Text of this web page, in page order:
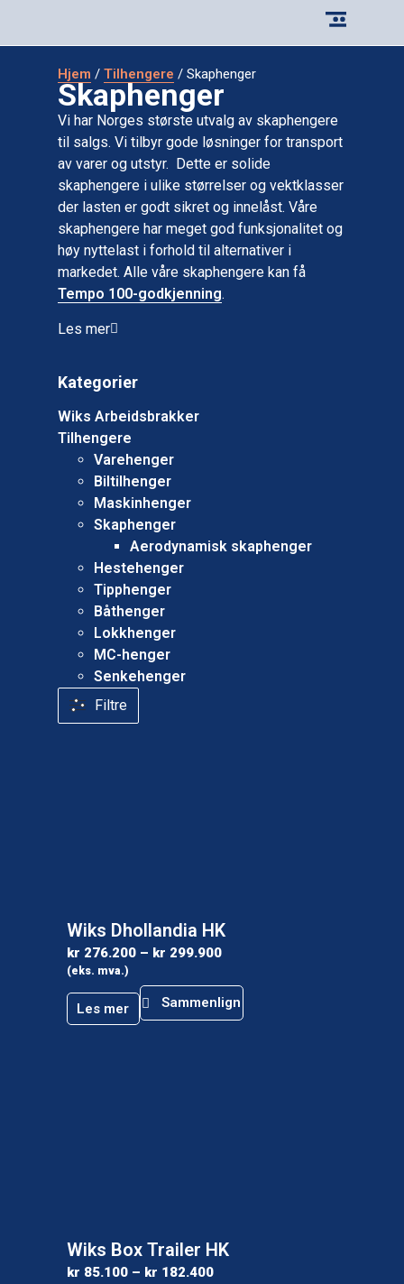
Hjem / Tilhengere / Skaphenger
Skaphenger
Vi har Norges største utvalg av skaphengere
til salgs. Vi tilbyr gode løsninger for transport
av varer og utstyr. Dette er solide
skaphengere i ulike størrelser og vektklasser
der lasten er godt sikret og innelåst. Våre
skaphengere har meget god funksjonalitet og
høy nyttelast i forhold til alternativer i
markedet. Alle våre skaphengere kan få
Tempo 100-godkjenning.
Les mer
Kategorier
Wiks Arbeidsbrakker
Tilhengere
Varehenger
Biltilhenger
Maskinhenger
Skaphenger
Aerodynamisk skaphenger
Hestehenger
Tipphenger
Båthenger
Lokkhenger
MC-henger
Senkehenger
Filtre
Wiks Dhollandia HK
kr 276.200 – kr 299.900
(eks. mva.)
Les mer Sammenlign
Wiks Box Trailer HK
kr 85.100 – kr 182.400